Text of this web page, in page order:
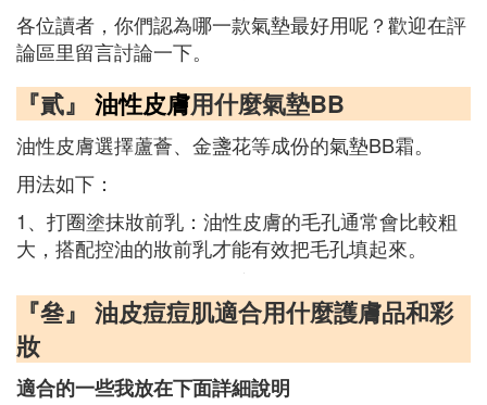
各位讀者，你們認為哪一款氣墊最好用呢？歡迎在評
論區里留言討論一下。
『貳』 油性皮膚用什麼氣墊BB
油性皮膚選擇蘆薈、金盞花等成份的氣墊BB霜。
用法如下：
1、打圈塗抹妝前乳：油性皮膚的毛孔通常會比較粗
大，搭配控油的妝前乳才能有效把毛孔填起來。
『叄』 油皮痘痘肌適合用什麼護膚品和彩
妝
適合的一些我放在下面詳細說明